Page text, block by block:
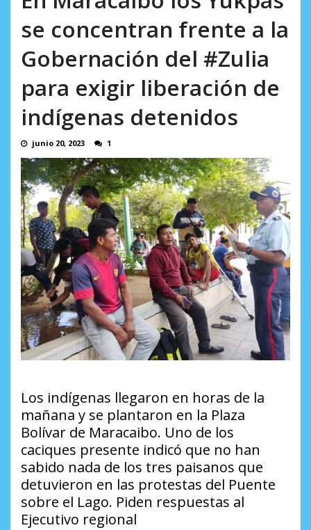
se concentran frente a la
Gobernación del #Zulia
para exigir liberación de
indígenas detenidos
junio 20, 2023 1
Los indígenas llegaron en horas de la
mañana y se plantaron en la Plaza
Bolívar de Maracaibo. Uno de los
caciques presente indicó que no han
sabido nada de los tres paisanos que
detuvieron en las protestas del Puente
sobre el Lago. Piden respuestas al
Ejecutivo regional